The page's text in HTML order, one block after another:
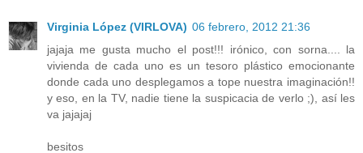
Virginia López (VIRLOVA) 06 febrero, 2012 21:36
jajaja me gusta mucho el post!!! irónico, con sorna.... la
vivienda de cada uno es un tesoro plástico emocionante
donde cada uno desplegamos a tope nuestra imaginación!!
y eso, en la TV, nadie tiene la suspicacia de verlo ;), así les
va jajajaj
besitos